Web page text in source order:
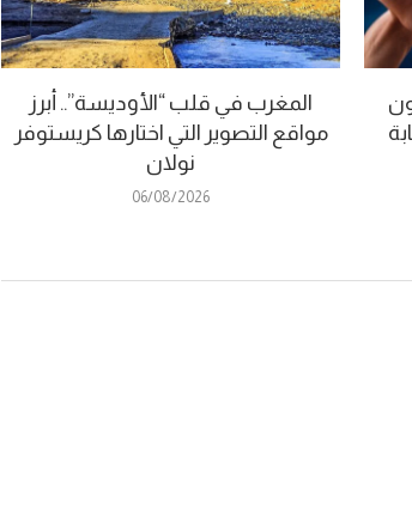
المغرب في قلب “الأوديسة”.. أبرز
مواقع التصوير التي اختارها كريستوفر
نولان
06/08/2026